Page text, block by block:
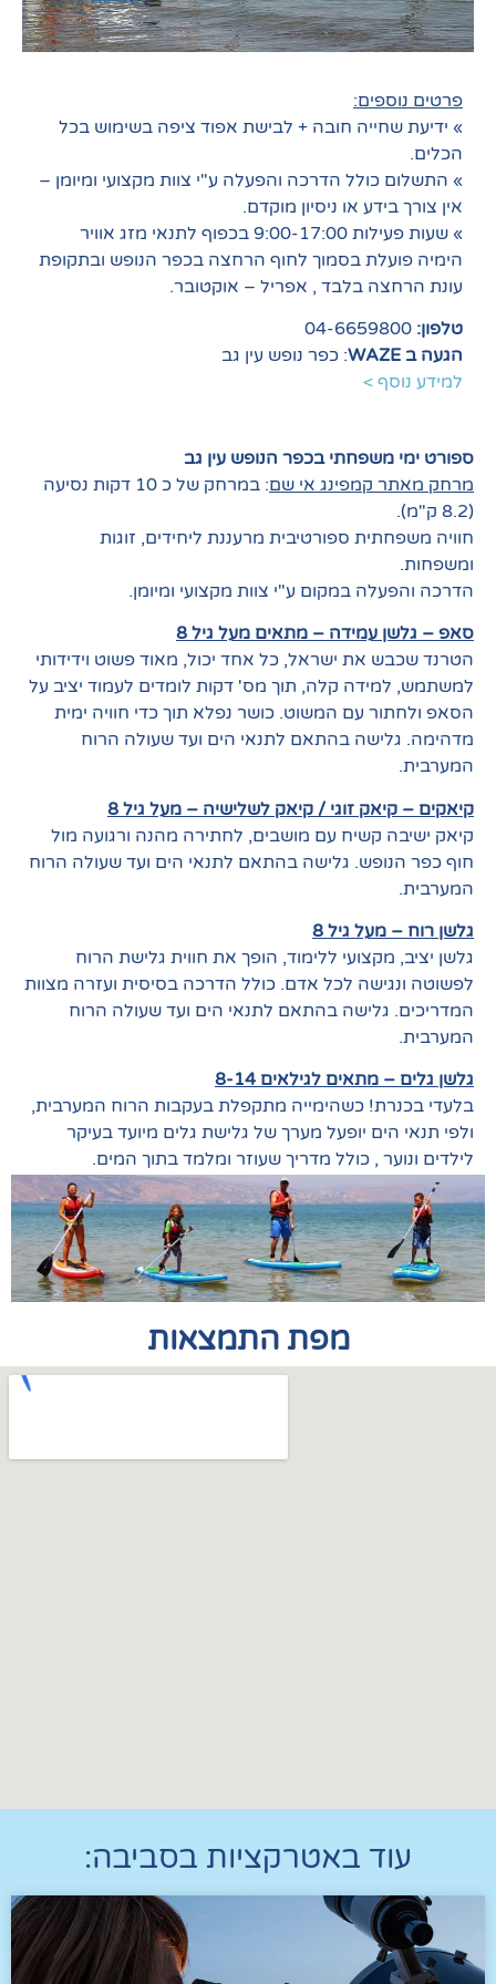
ספורט ימי משפחתי בכפר הנופש עין גב
מרחק מאתר קמפינג אי שם
: במרחק של כ 10 דקות נסיעה
(8.2 ק"מ).
חוויה משפחתית ספורטיבית מרעננת ליחידים, זוגות
ומשפחות.
הדרכה והפעלה במקום ע"י צוות מקצועי ומיומן.
סאפ – גלשן עמידה – מתאים מעל גיל 8
הטרנד שכבש את ישראל, כל אחד יכול, מאוד פשוט וידידותי
למשתמש, למידה קלה, תוך מס' דקות לומדים לעמוד יציב על
הסאפ ולחתור עם המשוט. כושר נפלא תוך כדי חוויה ימית
מדהימה. גלישה בהתאם לתנאי הים ועד שעולה הרוח
המערבית.
קיאקים – קיאק זוגי / קיאק לשלישיה – מעל גיל 8
קיאק ישיבה קשיח עם מושבים, לחתירה מהנה ורגועה מול
חוף כפר הנופש. גלישה בהתאם לתנאי הים ועד שעולה הרוח
המערבית.
גלשן רוח – מעל גיל 8
גלשן יציב, מקצועי ללימוד, הופך את חווית גלישת הרוח
לפשוטה ונגישה לכל אדם. כולל הדרכה בסיסית ועזרה מצוות
המדריכים. גלישה בהתאם לתנאי הים ועד שעולה הרוח
המערבית.
גלשן גלים – מתאים לגילאים 8-14
בלעדי בכנרת! כשהימייה מתקפלת בעקבות הרוח המערבית,
ולפי תנאי הים יופעל מערך של גלישת גלים מיועד בעיקר
לילדים ונוער , כולל מדריך שעוזר ומלמד בתוך המים.
פרטים נוספים:
» ידיעת שחייה חובה + לבישת אפוד ציפה בשימוש בכל
הכלים.
» התשלום כולל הדרכה והפעלה ע"י צוות מקצועי ומיומן –
אין צורך בידע או ניסיון מוקדם.
» שעות פעילות 9:00-17:00 בכפוף לתנאי מזג אוויר
הימיה פועלת בסמוך לחוף הרחצה בכפר הנופש ובתקופת
עונת הרחצה בלבד , אפריל – אוקטובר.
טלפון:
הגעה ב WAZE
: כפר נופש עין גב
למידע נוסף >
מפת התמצאות
עוד באטרקציות בסביבה: